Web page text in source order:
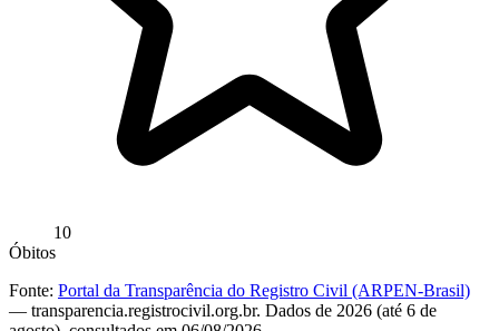
10
Óbitos
Fonte: Portal da Transparência do Registro Civil (ARPEN-Brasil)
— transparencia.registrocivil.org.br. Dados de 2026 (até 6 de